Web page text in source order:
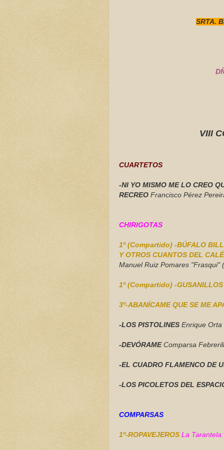
SRTA.
VIII
CUARTETOS
-NI YO MISMO ME LO CREO
RECREO Francisco Pérez
CHIRIGOTAS
1º (Compartido) -BÚFALO
Y OTROS CUANTOS DEL
Manuel Ruiz Pomares "Frasqui"
1º (Compartido) -
3º-ABANÍCAME QUE SE ME
-LOS PISTOLINES Enrique
-DEVÓRAME Comparsa
-EL CUADRO FLAMENCO DE
-LOS PICOLETOS DEL
COMPARSAS
1º-ROPAVEJEROS La Tarantela: